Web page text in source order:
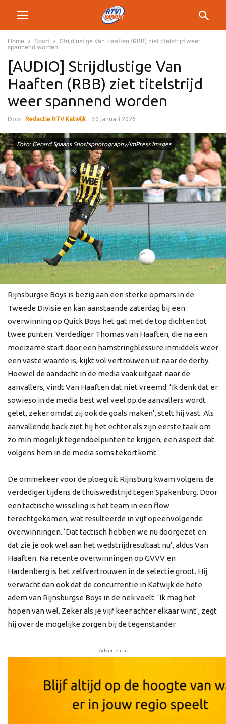
Home Sport
Strijdlustige Van Haaften (RBB) ziet titelstrijd weer
spannend worden
[AUDIO] Strijdlustige Van
Haaften (RBB) ziet titelstrijd
weer spannend worden
Door Redactie RTV Katwijk - 30 januari 2026
Foto: Gerard Spaans Sportsphotography/ImPress Images
Rijnsburgse Boys is bezig aan een sterke opmars in de
Tweede Divisie en kan aanstaande zaterdag bij een
overwinning op Quick Boys het gat met de top dichten tot
twee punten. Verdediger Thomas van Haaften, die na een
moeizame start door een hamstringblessure inmiddels weer
een vaste waarde is, kijkt vol vertrouwen uit naar de derby.
Hoewel de aandacht in de media vaak uitgaat naar de
aanvallers, vindt Van Haaften dat niet vreemd. ‘Ik denk dat er
sowieso in de media best wel veel op de aanvallers wordt
gelet, zeker omdat zij ook de goals maken’, stelt hij vast. Als
aanvallende back ziet hij het echter als zijn eerste taak om
zo min mogelijk tegendoelpunten te krijgen, een aspect dat
volgens hem in de media soms tekortkomt.
De ommekeer voor de ploeg uit Rijnsburg kwam volgens de
verdediger tijdens de thuiswedstrijd tegen Spakenburg. Door
een tactische wisseling is het team in een flow
terechtgekomen, wat resulteerde in vijf opeenvolgende
overwinningen. ‘Dat tactisch hebben we nu doorgezet en
dat zie je ook wel aan het wedstrijdresultaat nu’, aldus Van
Haaften. Na recente overwinningen op GVVV en
Hardenberg is het zelfvertrouwen in de selectie groot. Hij
verwacht dan ook dat de concurrentie in Katwijk de hete
adem van Rijnsburgse Boys in de nek voelt. ‘Ik mag het
hopen van wel. Zeker als je vijf keer achter elkaar wint’, zegt
hij over de mogelijke zorgen bij de tegenstander.
- Advertentie -